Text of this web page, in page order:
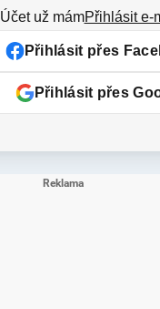
Účet už mámPřihlásit e-
Přihlásit přes
Přihlásit přes